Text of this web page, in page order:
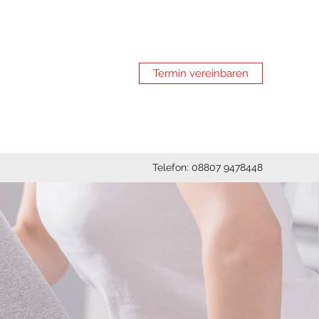
Termin vereinbaren
Telefon: 08807 9478448